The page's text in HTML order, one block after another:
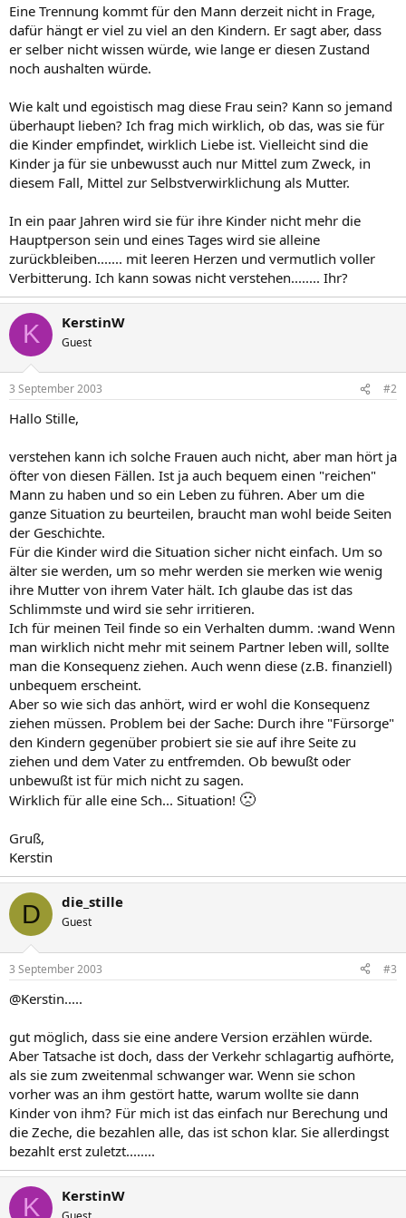
Eine Trennung kommt für den Mann derzeit nicht in Frage,
dafür hängt er viel zu viel an den Kindern. Er sagt aber, dass
er selber nicht wissen würde, wie lange er diesen Zustand
noch aushalten würde.
Wie kalt und egoistisch mag diese Frau sein? Kann so jemand
überhaupt lieben? Ich frag mich wirklich, ob das, was sie für
die Kinder empfindet, wirklich Liebe ist. Vielleicht sind die
Kinder ja für sie unbewusst auch nur Mittel zum Zweck, in
diesem Fall, Mittel zur Selbstverwirklichung als Mutter.
In ein paar Jahren wird sie für ihre Kinder nicht mehr die
Hauptperson sein und eines Tages wird sie alleine
zurückbleiben....... mit leeren Herzen und vermutlich voller
Verbitterung. Ich kann sowas nicht verstehen........ Ihr?
K KerstinW
Guest
3 September 2003 #2
Hallo Stille,
verstehen kann ich solche Frauen auch nicht, aber man hört ja
öfter von diesen Fällen. Ist ja auch bequem einen "reichen"
Mann zu haben und so ein Leben zu führen. Aber um die
ganze Situation zu beurteilen, braucht man wohl beide Seiten
der Geschichte.
Für die Kinder wird die Situation sicher nicht einfach. Um so
älter sie werden, um so mehr werden sie merken wie wenig
ihre Mutter von ihrem Vater hält. Ich glaube das ist das
Schlimmste und wird sie sehr irritieren.
Ich für meinen Teil finde so ein Verhalten dumm. :wand Wenn
man wirklich nicht mehr mit seinem Partner leben will, sollte
man die Konsequenz ziehen. Auch wenn diese (z.B. finanziell)
unbequem erscheint.
Aber so wie sich das anhört, wird er wohl die Konsequenz
ziehen müssen. Problem bei der Sache: Durch ihre "Fürsorge"
den Kindern gegenüber probiert sie sie auf ihre Seite zu
ziehen und dem Vater zu entfremden. Ob bewußt oder
unbewußt ist für mich nicht zu sagen.
Wirklich für alle eine Sch... Situation! 🙁
Gruß,
Kerstin
D die_stille
Guest
3 September 2003 #3
@Kerstin.....
gut möglich, dass sie eine andere Version erzählen würde.
Aber Tatsache ist doch, dass der Verkehr schlagartig aufhörte,
als sie zum zweitenmal schwanger war. Wenn sie schon
vorher was an ihm gestört hatte, warum wollte sie dann
Kinder von ihm? Für mich ist das einfach nur Berechung und
die Zeche, die bezahlen alle, das ist schon klar. Sie allerdingst
bezahlt erst zuletzt........
K KerstinW